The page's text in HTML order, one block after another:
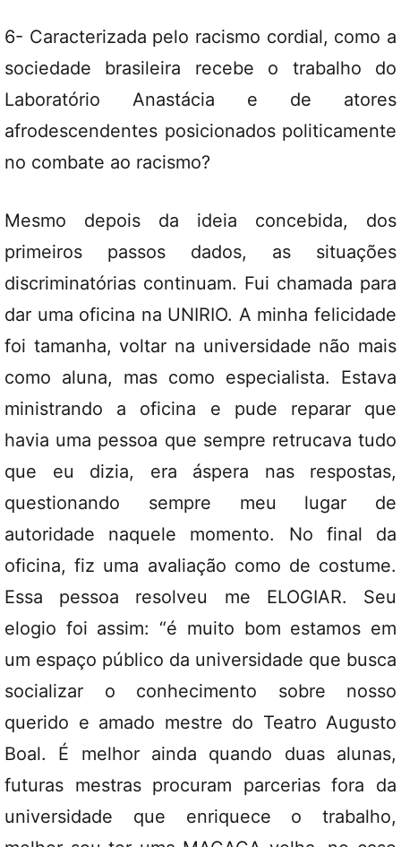
6- Caracterizada pelo racismo cordial, como a
sociedade brasileira recebe o trabalho do
Laboratório Anastácia e de atores
afrodescendentes posicionados politicamente
no combate ao racismo?
Mesmo depois da ideia concebida, dos
primeiros passos dados, as situações
discriminatórias continuam. Fui chamada para
dar uma oficina na UNIRIO. A minha felicidade
foi tamanha, voltar na universidade não mais
como aluna, mas como especialista. Estava
ministrando a oficina e pude reparar que
havia uma pessoa que sempre retrucava tudo
que eu dizia, era áspera nas respostas,
questionando sempre meu lugar de
autoridade naquele momento. No final da
oficina, fiz uma avaliação como de costume.
Essa pessoa resolveu me ELOGIAR. Seu
elogio foi assim: “é muito bom estamos em
um espaço público da universidade que busca
socializar o conhecimento sobre nosso
querido e amado mestre do Teatro Augusto
Boal. É melhor ainda quando duas alunas,
futuras mestras procuram parcerias fora da
universidade que enriquece o trabalho,